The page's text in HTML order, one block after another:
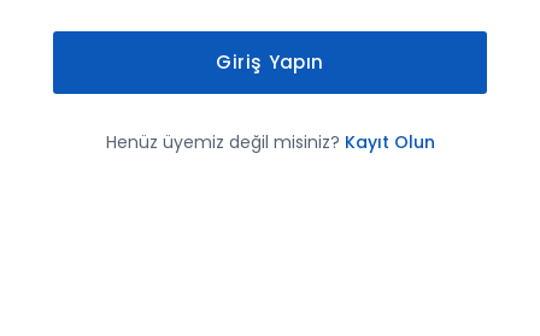
Giriş Yapın
Henüz üyemiz değil misiniz? Kayıt Olun